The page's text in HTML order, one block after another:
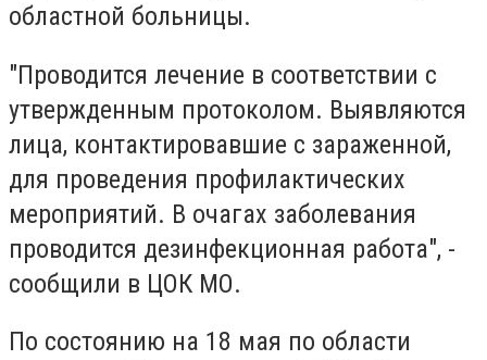
областной больницы.
"Проводится лечение в соответствии с
утвержденным протоколом. Выявляются
лица, контактировавшие с зараженной,
для проведения профилактических
мероприятий. В очагах заболевания
проводится дезинфекционная работа", -
сообщили в ЦОК МО.
По состоянию на 18 мая по области